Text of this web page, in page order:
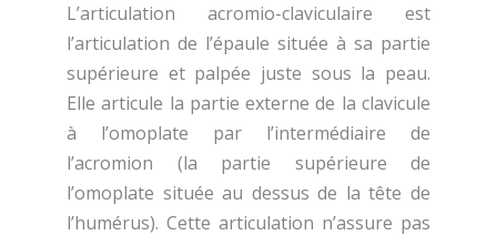
L’articulation acromio-claviculaire est
l’articulation de l’épaule située à sa partie
supérieure et palpée juste sous la peau.
Elle articule la partie externe de la clavicule
à l’omoplate par l’intermédiaire de
l’acromion (la partie supérieure de
l’omoplate située au dessus de la tête de
l’humérus). Cette articulation n’assure pas